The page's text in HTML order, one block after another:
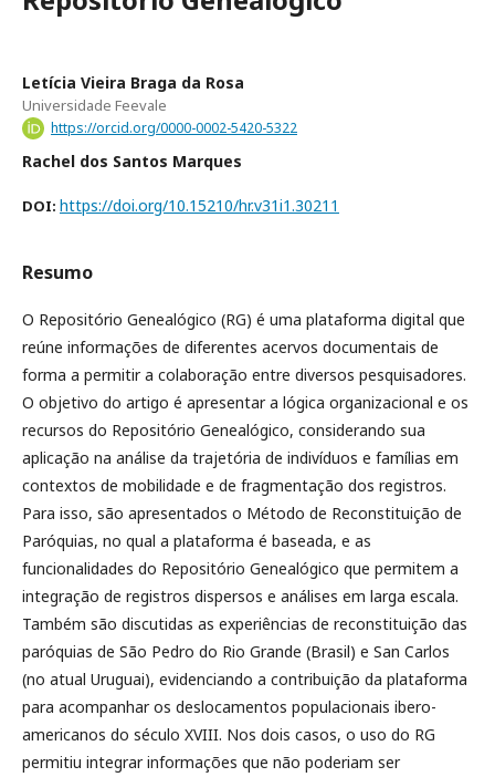
Letícia Vieira Braga da Rosa
Universidade Feevale
https://orcid.org/0000-0002-5420-5322
Rachel dos Santos Marques
DOI: https://doi.org/10.15210/hr.v31i1.30211
Resumo
O Repositório Genealógico (RG) é uma plataforma digital que
reúne informações de diferentes acervos documentais de
forma a permitir a colaboração entre diversos pesquisadores.
O objetivo do artigo é apresentar a lógica organizacional e os
recursos do Repositório Genealógico, considerando sua
aplicação na análise da trajetória de indivíduos e famílias em
contextos de mobilidade e de fragmentação dos registros.
Para isso, são apresentados o Método de Reconstituição de
Paróquias, no qual a plataforma é baseada, e as
funcionalidades do Repositório Genealógico que permitem a
integração de registros dispersos e análises em larga escala.
Também são discutidas as experiências de reconstituição das
paróquias de São Pedro do Rio Grande (Brasil) e San Carlos
(no atual Uruguai), evidenciando a contribuição da plataforma
para acompanhar os deslocamentos populacionais ibero-
americanos do século XVIII. Nos dois casos, o uso do RG
permitiu integrar informações que não poderiam ser